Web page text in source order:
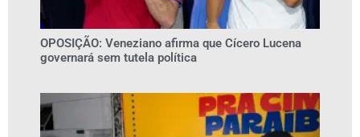
OPOSIÇÃO: Veneziano afirma que Cícero Lucena
governará sem tutela política